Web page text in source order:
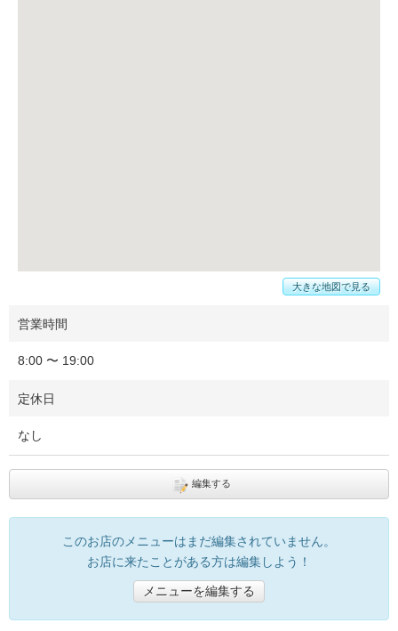
大きな地図で見る
営業時間
8:00 〜 19:00
定休日
なし
編集する
このお店のメニューはまだ編集されていません。
お店に来たことがある方は編集しよう！
メニューを編集する